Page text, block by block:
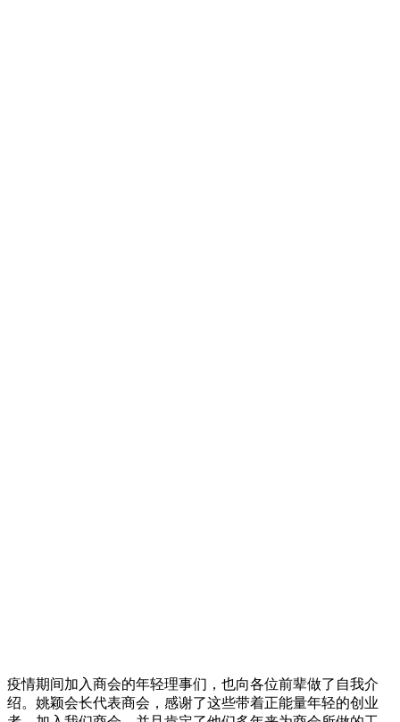
疫情期间加入商会的年轻理事们，也向各位前辈做了自我介
绍。姚颖会长代表商会，感谢了这些带着正能量年轻的创业